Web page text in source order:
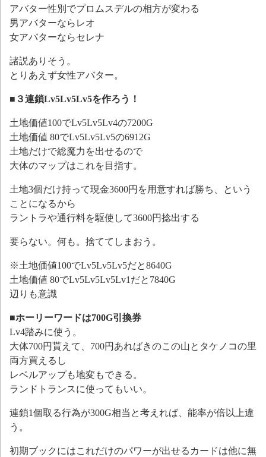
アバター性別でプロムスデルの相方が変わる
男アバターならレオ
女アバターならセレナ
諸説ありそう。
とりあえず女性アバター。
■３連鎖Lv5Lv5Lv5を作ろう！
土地価値100でLv5Lv5Lv4の7200G
土地価値 80でLv5Lv5Lv5の6912G
土地だけで総魔力を出せるので
大体のマップはこれを目指す。
土地3個だけ持って現金3600円を用意すれば勝ち、という
ことになるから
ラントラや通行料を駆使して3600円捻出する
要らない。何も。捨ててしまおう。
※土地価値100でLv5Lv5Lv5だと8640G
土地価値 80でLv5Lv5Lv5Lv1だと7840G
辺りも意識
■ホーリーワードは700G引換券
Lv4踏みに使う。
大体700円貰えて、700円あればきのこの山とタケノコの里
両方買えるし
レベルアップも地変もできる。
ランドトランスに使ってもいい。
連鎖1個取る行為が300G相当と考えれば、能率が倍以上違
う。
初期ブックにはこれだけのパワーが出せるカードは他に無